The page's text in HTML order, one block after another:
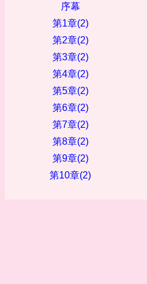
序幕
第1章(2)
第2章(2)
第3章(2)
第4章(2)
第5章(2)
第6章(2)
第7章(2)
第8章(2)
第9章(2)
第10章(2)